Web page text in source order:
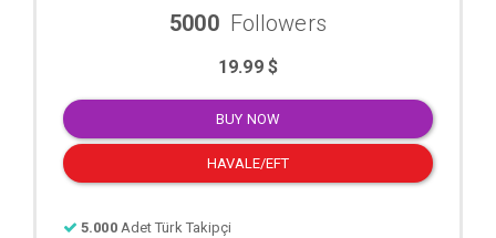
5000 Followers
19.99 $
BUY NOW
HAVALE/EFT
5.000 Adet Türk Takipçi